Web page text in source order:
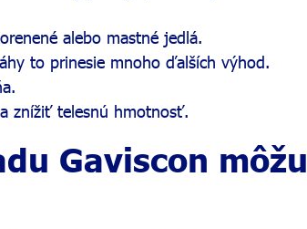
alebo mastné jedlá.
to prinesie mnoho ďalších výhod.
znížiť telesnú hmotnosť.
Gaviscon môžu